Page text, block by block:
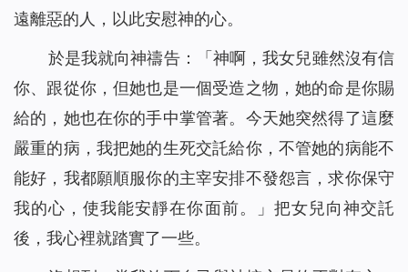
遠離惡的人，以此安慰神的心。
於是我就向神禱告：「神啊，我女兒雖然沒有信
你、跟從你，但她也是一個受造之物，她的命是你賜
給的，她也在你的手中掌管著。今天她突然得了這麼
嚴重的病，我把她的生死交託給你，不管她的病能不
能好，我都願順服你的主宰安排不發怨言，求你保守
我的心，使我能安靜在你面前。」把女兒向神交託
後，我心裡就踏實了一些。